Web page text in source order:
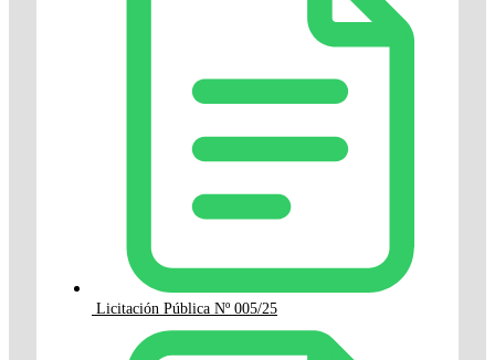
Licitación Pública Nº 005/25